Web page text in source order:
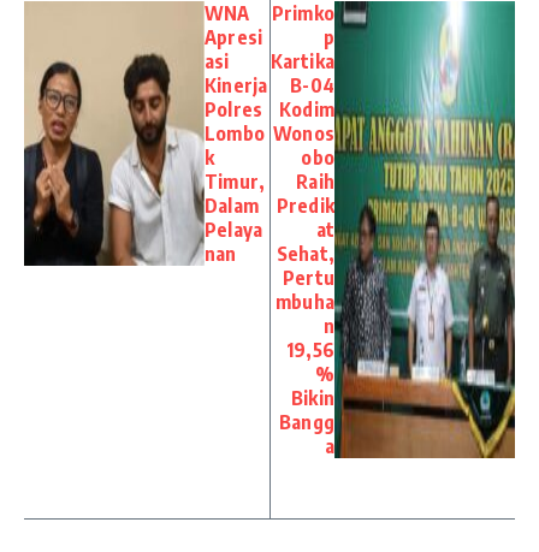
WNA
Apresi
asi
Kinerja
Polres
Lombo
k
Timur,
Dalam
Pelaya
nan
Primko
p
Kartika
B-04
Kodim
Wonos
obo
Raih
Predik
at
Sehat,
Pertu
mbuha
n
19,56
%
Bikin
Bangg
a